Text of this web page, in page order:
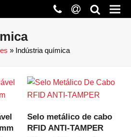
phone
at search
» Indústria química
Selo metálico de cabo
RFID ANTI-TAMPER